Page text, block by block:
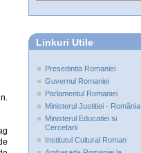
Linkuri Utile
Presedintia Romaniei
Guvernul Romaniei
Parlamentul Romaniei
Ministerul Justitiei - România
Ministerul Educatiei si
Cercetarii
Institutul Cultural Roman